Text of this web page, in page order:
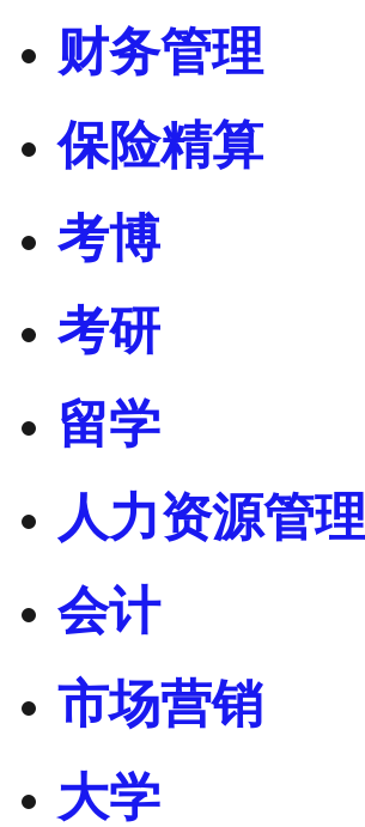
财务管理
保险精算
考博
考研
留学
人力资源管理
会计
市场营销
大学